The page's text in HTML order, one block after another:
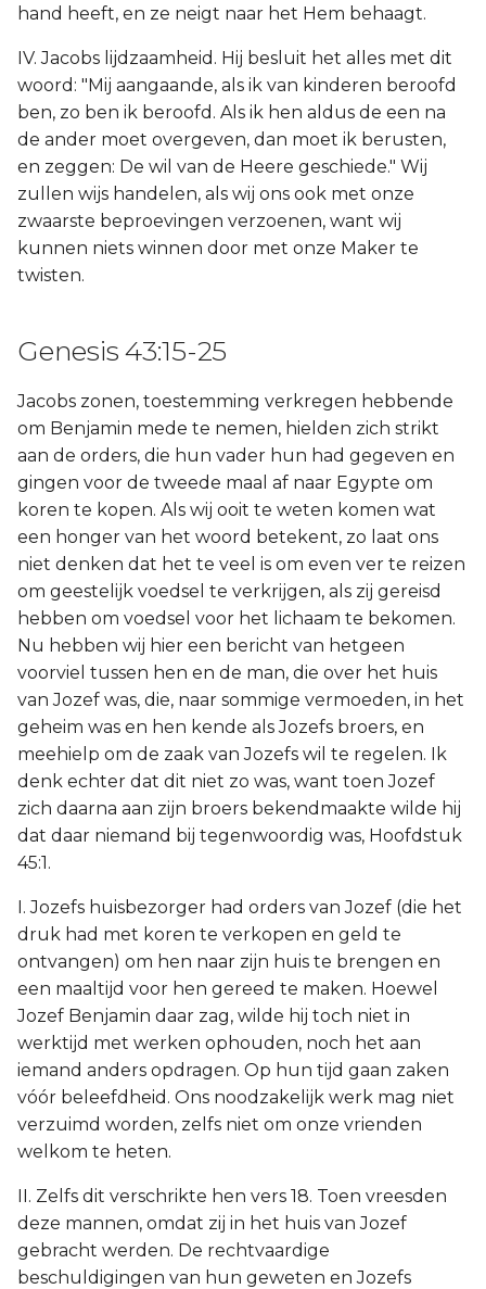
hand heeft, en ze neigt naar het Hem behaagt.
IV. Jacobs lijdzaamheid. Hij besluit het alles met dit
woord: "Mij aangaande, als ik van kinderen beroofd
ben, zo ben ik beroofd. Als ik hen aldus de een na
de ander moet overgeven, dan moet ik berusten,
en zeggen: De wil van de Heere geschiede." Wij
zullen wijs handelen, als wij ons ook met onze
zwaarste beproevingen verzoenen, want wij
kunnen niets winnen door met onze Maker te
twisten.
Genesis 43:15-25
Jacobs zonen, toestemming verkregen hebbende
om Benjamin mede te nemen, hielden zich strikt
aan de orders, die hun vader hun had gegeven en
gingen voor de tweede maal af naar Egypte om
koren te kopen. Als wij ooit te weten komen wat
een honger van het woord betekent, zo laat ons
niet denken dat het te veel is om even ver te reizen
om geestelijk voedsel te verkrijgen, als zij gereisd
hebben om voedsel voor het lichaam te bekomen.
Nu hebben wij hier een bericht van hetgeen
voorviel tussen hen en de man, die over het huis
van Jozef was, die, naar sommige vermoeden, in het
geheim was en hen kende als Jozefs broers, en
meehielp om de zaak van Jozefs wil te regelen. Ik
denk echter dat dit niet zo was, want toen Jozef
zich daarna aan zijn broers bekendmaakte wilde hij
dat daar niemand bij tegenwoordig was, Hoofdstuk
45:1.
I. Jozefs huisbezorger had orders van Jozef (die het
druk had met koren te verkopen en geld te
ontvangen) om hen naar zijn huis te brengen en
een maaltijd voor hen gereed te maken. Hoewel
Jozef Benjamin daar zag, wilde hij toch niet in
werktijd met werken ophouden, noch het aan
iemand anders opdragen. Op hun tijd gaan zaken
vóór beleefdheid. Ons noodzakelijk werk mag niet
verzuimd worden, zelfs niet om onze vrienden
welkom te heten.
II. Zelfs dit verschrikte hen vers 18. Toen vreesden
deze mannen, omdat zij in het huis van Jozef
gebracht werden. De rechtvaardige
beschuldigingen van hun geweten en Jozefs